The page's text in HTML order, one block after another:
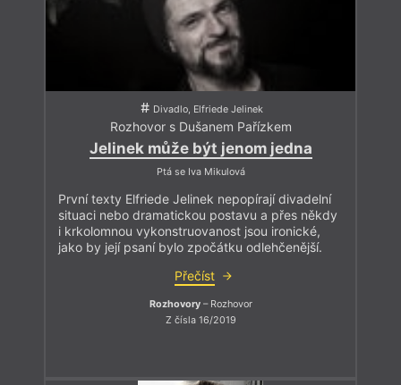
Divadlo, Elfriede Jelinek
Rozhovor s Dušanem Pařízkem
Jelinek může být jenom jedna
Ptá se Iva Mikulová
První texty Elfriede Jelinek nepopírají divadelní
situaci nebo dramatickou postavu a přes někdy
i krkolomnou vykonstruovanost jsou ironické,
jako by její psaní bylo zpočátku odlehčenější.
Přečíst
Rozhovory– Rozhovor
Z čísla 16/2019